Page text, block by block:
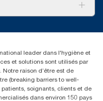
8:00-15:00
leader dans l'hygiène et
et solutions sont utilisés par
raison d’être est de
(breaking barriers to well-
soignants, clients et de
dans environ 150 pays